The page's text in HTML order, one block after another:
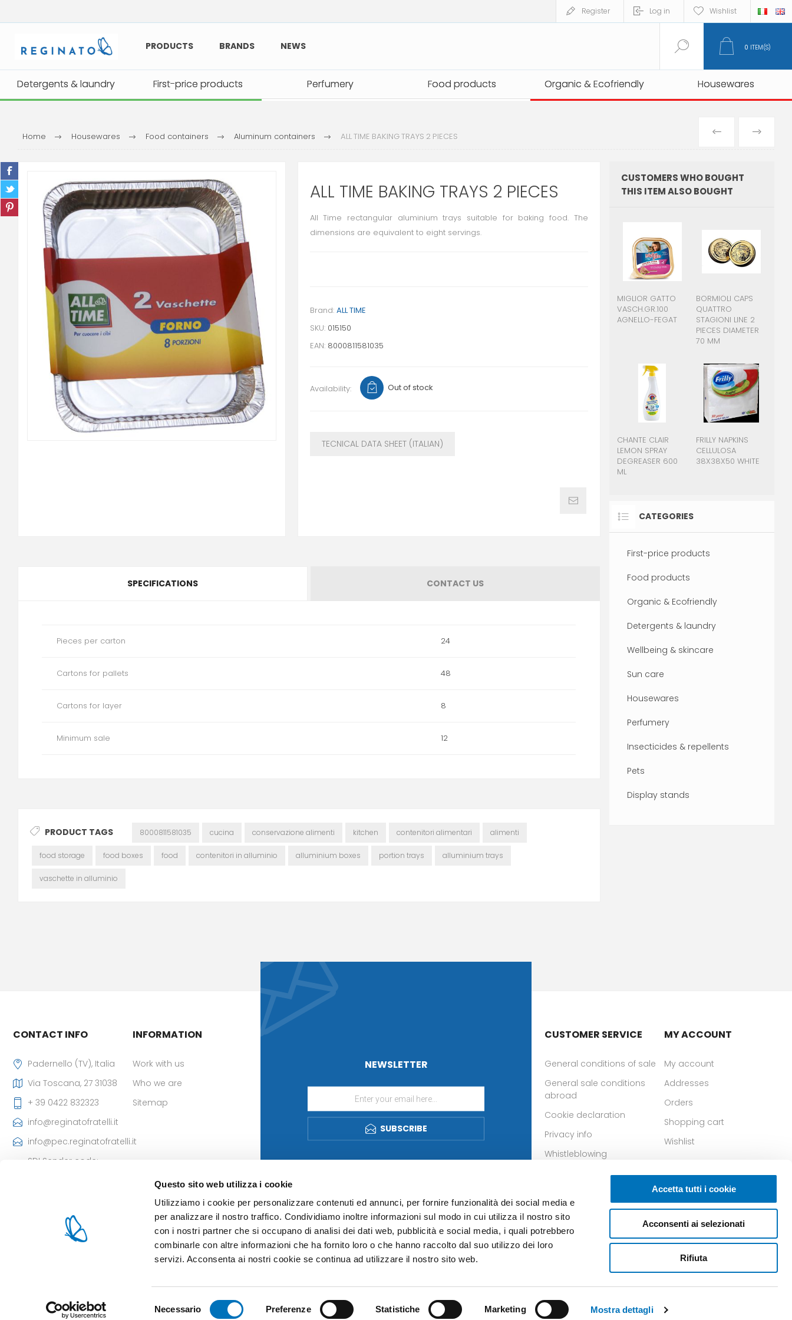
Questo sito web utilizza i cookie
Utilizziamo i cookie per personalizzare contenuti ed annunci, per fornire funzionalità dei social media e
per analizzare il nostro traffico. Condividiamo inoltre informazioni sul modo in cui utilizza il nostro sito
con i nostri partner che si occupano di analisi dei dati web, pubblicità e social media, i quali potrebbero
combinarle con altre informazioni che ha fornito loro o che hanno raccolto dal suo utilizzo dei loro
servizi. Acconsenta ai nostri cookie se continua ad utilizzare il nostro sito web.
Necessario Preferenze Statistiche Marketing Mostra dettagli
Accetta tutti i cookie
Acconsenti ai selezionati
Rifiuta
Register Log in Wishlist
PRODUCTS BRANDS NEWS
Detergents & laundry First-price products Perfumery Food products Organic & Ecofriendly Housewares
Detergents & laundry First-price products Perfumery Food products Organic & Ecofriendly Housewares
0 ITEM(S)
Home Housewares Food containers Aluminum containers ALL TIME BAKING TRAYS 2 PIECES
PREVIOUS
PRODUCT
ALL TIME BAKING TRAYS 2 PIECES
All Time rectangular aluminium trays suitable for baking food. The
dimensions are equivalent to eight servings.
Brand: ALL TIME
SKU: 015150
EAN: 8000811581035
Availability: Out of stock
TECNICAL DATA SHEET (ITALIAN)
SPECIFICATIONS CONTACT US
Pieces per carton 24
Cartons for pallets 48
Cartons for layer 8
Minimum sale 12
PRODUCT TAGS 8000811581035 cucina conservazione alimenti kitchen contenitori alimentari alimenti
food storage food boxes food contenitori in alluminio alluminium boxes portion trays alluminium trays
vaschette in alluminio
CUSTOMERS WHO BOUGHT
THIS ITEM ALSO BOUGHT
MIGLIOR GATTO
VASCH.GR.100
AGNELLO-FEGAT
BORMIOLI CAPS
QUATTRO
STAGIONI LINE 2
PIECES DIAMETER
70 MM
CHANTE CLAIR
LEMON SPRAY
DEGREASER 600
ML
FRILLY NAPKINS
CELLULOSA
38X38X50 WHITE
CATEGORIES
First-price products
Food products
Organic & Ecofriendly
Detergents & laundry
Wellbeing & skincare
Sun care
Housewares
Perfumery
Insecticides & repellents
Pets
Display stands
NEWSLETTER
SUBSCRIBE
CONTACT INFO
Padernello (TV), Italia
Via Toscana, 27 31038
+ 39 0422 832323
info@reginatofratelli.it
info@pec.reginatofratelli.it
SDI Sender code:
Iscr. CCIAA: 85980 di TV
- Cap. Soc: 101.400,00 €
INFORMATION
Work with us
Who we are
Sitemap
CUSTOMER SERVICE
General conditions of sale
General sale conditions
abroad
Cookie declaration
Privacy info
Whistleblowing
MY ACCOUNT
My account
Addresses
Orders
Shopping cart
Wishlist
Download Android app
Powered bynopCommerce Designed byNop-Templates.com Copyright © 2026 Reginato. All rights reserved.